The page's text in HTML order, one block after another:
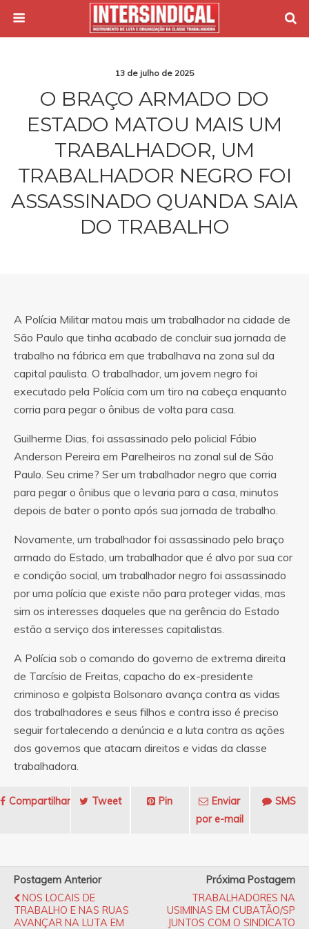
13 de julho de 2025
O BRAÇO ARMADO DO
ESTADO MATOU MAIS UM
TRABALHADOR, UM
TRABALHADOR NEGRO FOI
ASSASSINADO QUANDA SAIA
DO TRABALHO
A Polícia Militar matou mais um trabalhador na cidade de
São Paulo que tinha acabado de concluir sua jornada de
trabalho na fábrica em que trabalhava na zona sul da
capital paulista. O trabalhador, um jovem negro foi
executado pela Polícia com um tiro na cabeça enquanto
corria para pegar o ônibus de volta para casa.
Guilherme Dias, foi assassinado pelo policial Fábio
Anderson Pereira em Parelheiros na zonal sul de São
Paulo. Seu crime? Ser um trabalhador negro que corria
para pegar o ônibus que o levaria para a casa, minutos
depois de bater o ponto após sua jornada de trabalho.
Novamente, um trabalhador foi assassinado pelo braço
armado do Estado, um trabalhador que é alvo por sua cor
e condição social, um trabalhador negro foi assassinado
por uma polícia que existe não para proteger vidas, mas
sim os interesses daqueles que na gerência do Estado
estão a serviço dos interesses capitalistas.
A Polícia sob o comando do governo de extrema direita
de Tarcísio de Freitas, capacho do ex-presidente
criminoso e golpista Bolsonaro avança contra as vidas
dos trabalhadores e seus filhos e contra isso é preciso
seguir fortalecendo a denúncia e a luta contra as ações
dos governos que atacam direitos e vidas da classe
trabalhadora.
Compartilhar Tweet Pin
Enviar
por e-mail
SMS
Postagem Anterior
NOS LOCAIS DE
TRABALHO E NAS RUAS
AVANÇAR NA LUTA EM
Próxima Postagem
TRABALHADORES NA
USIMINAS EM CUBATÃO/SP
JUNTOS COM O SINDICATO